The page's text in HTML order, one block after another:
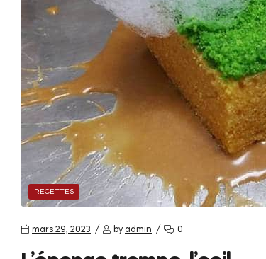
RECETTES
mars 29, 2023 by admin 0